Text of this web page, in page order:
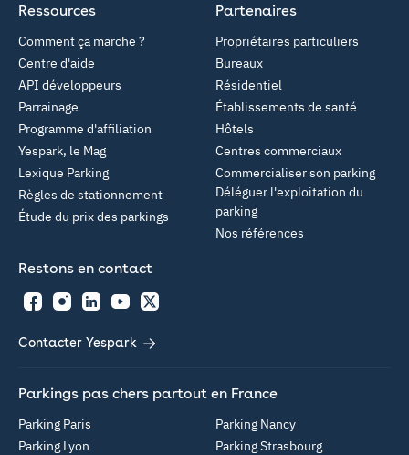
Partenaires
Propriétaires particuliers
Bureaux
Résidentiel
Établissements de santé
Hôtels
Centres commerciaux
Commercialiser son parking
Déléguer l'exploitation du
parking
Nos références
Ressources
Comment ça marche ?
Centre d'aide
API développeurs
Parrainage
Programme d'affiliation
Yespark, le Mag
Lexique Parking
Règles de stationnement
Étude du prix des parkings
Restons en contact
FacebookInstagramLinkedInYouTubeTwitter
Contacter Yespark
Parkings pas chers partout en France
Parking Paris
Parking Lyon
Parking Nancy
Parking Strasbourg